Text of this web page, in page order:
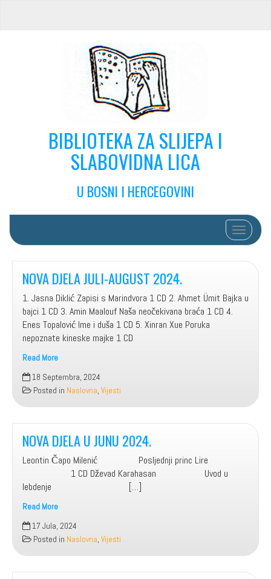
BIBLIOTEKA ZA SLIJEPA I
SLABOVIDNA LICA
U BOSNI I HERCEGOVINI
Toggle
NOVA DJELA JULI-AUGUST 2024.
1. Jasna Diklić Zapisi s Marindvora 1 CD 2. Ahmet Ümit Bajka u
bajci 1 CD 3. Amin Maalouf Naša neočekivana braća 1 CD 4.
Enes Topalović Ime i duša 1 CD 5. Xinran Xue Poruka
nepoznate kineske majke 1 CD
Read More
NOVA
DJELA
JULI-
AUGUST
2024.
18 Septembra, 2024
Posted in Naslovna, Vijesti
NOVA DJELA U JUNU 2024.
Leontin Čapo Milenić Posljednji princ Lire
1 CD Dževad Karahasan Uvod u
lebdenje […]
Read More
NOVA
DJELA
U
JUNU
2024.
17 Jula, 2024
Posted in Naslovna, Vijesti